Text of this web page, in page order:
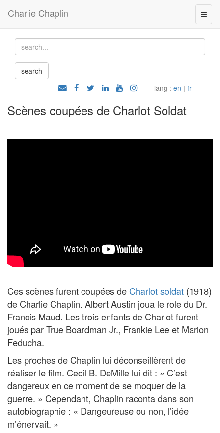
Charlie Chaplin
lang : en | fr
Scènes coupées de Charlot Soldat
Ces scènes furent coupées de Charlot soldat (1918)
de Charlie Chaplin. Albert Austin joua le role du Dr.
Francis Maud. Les trois enfants de Charlot furent
joués par True Boardman Jr., Frankie Lee et Marion
Feducha.
Les proches de Chaplin lui déconseillèrent de
réaliser le film. Cecil B. DeMille lui dit : « C’est
dangereux en ce moment de se moquer de la
guerre. » Cependant, Chaplin raconta dans son
autobiographie : « Dangeureuse ou non, l’idée
m’énervait. »